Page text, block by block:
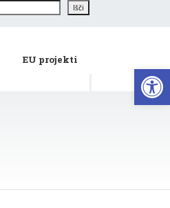
Išči
EU projekti